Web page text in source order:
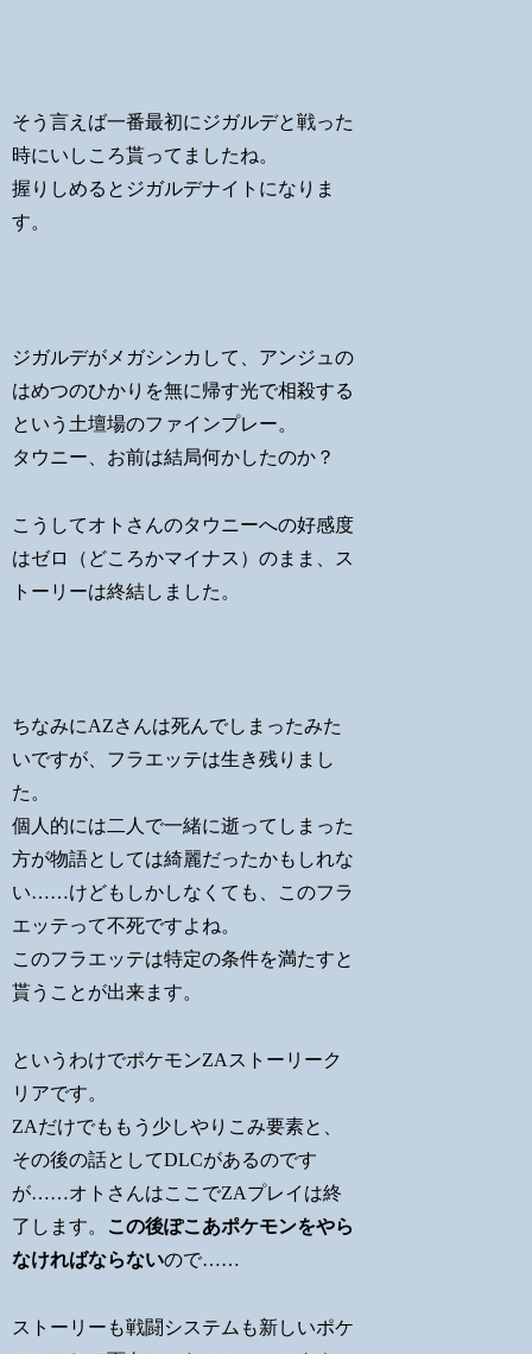
そう言えば一番最初にジガルデと戦った
時にいしころ貰ってましたね。
握りしめるとジガルデナイトになりま
す。
ジガルデがメガシンカして、アンジュの
はめつのひかりを無に帰す光で相殺する
という土壇場のファインプレー。
タウニー、お前は結局何かしたのか？
こうしてオトさんのタウニーへの好感度
はゼロ（どころかマイナス）のまま、ス
トーリーは終結しました。
ちなみにAZさんは死んでしまったみた
いですが、フラエッテは生き残りまし
た。
個人的には二人で一緒に逝ってしまった
方が物語としては綺麗だったかもしれな
い……けどもしかしなくても、このフラ
エッテって不死ですよね。
このフラエッテは特定の条件を満たすと
貰うことが出来ます。
というわけでポケモンZAストーリーク
リアです。
ZAだけでももう少しやりこみ要素と、
その後の話としてDLCがあるのです
が……オトさんはここでZAプレイは終
了します。
この後ぽこあポケモンをやら
なければならないので……
ストーリーも戦闘システムも新しいポケ